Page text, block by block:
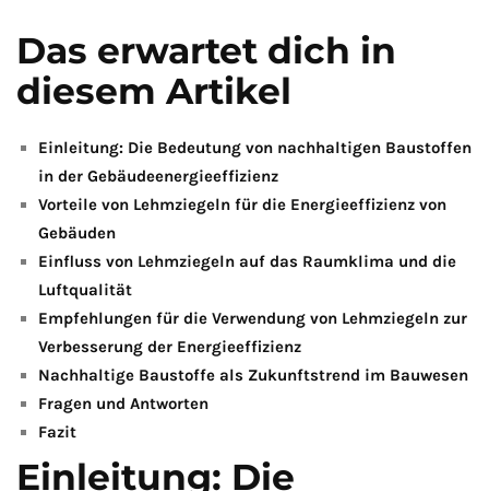
Das erwartet dich in⁢
diesem Artikel
Einleitung: Die Bedeutung von nachhaltigen Baustoffen
in der Gebäudeenergieeffizienz
Vorteile von Lehmziegeln für ‌die Energieeffizienz von
Gebäuden
Einfluss von Lehmziegeln auf das Raumklima und die
Luftqualität
Empfehlungen​ für die⁤ Verwendung von Lehmziegeln⁢ zur
Verbesserung der Energieeffizienz
Nachhaltige⁤ Baustoffe als Zukunftstrend ⁢im‍ Bauwesen
Fragen ​und Antworten
Fazit
Einleitung: ⁣Die